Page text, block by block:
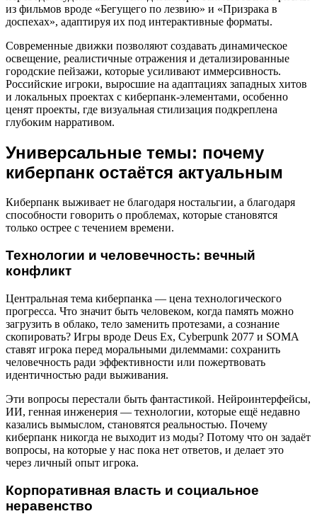
из фильмов вроде «Бегущего по лезвию» и «Призрака в
доспехах», адаптируя их под интерактивные форматы.
Современные движки позволяют создавать динамическое
освещение, реалистичные отражения и детализированные
городские пейзажи, которые усиливают иммерсивность.
Российские игроки, выросшие на адаптациях западных хитов
и локальных проектах с киберпанк-элементами, особенно
ценят проекты, где визуальная стилизация подкреплена
глубоким нарративом.
Универсальные темы: почему
киберпанк остаётся актуальным
Киберпанк выживает не благодаря ностальгии, а благодаря
способности говорить о проблемах, которые становятся
только острее с течением времени.
Технологии и человечность: вечный
конфликт
Центральная тема киберпанка — цена технологического
прогресса. Что значит быть человеком, когда память можно
загрузить в облако, тело заменить протезами, а сознание
скопировать? Игры вроде Deus Ex, Cyberpunk 2077 и SOMA
ставят игрока перед моральными дилеммами: сохранить
человечность ради эффективности или пожертвовать
идентичностью ради выживания.
Эти вопросы перестали быть фантастикой. Нейроинтерфейсы,
ИИ, генная инженерия — технологии, которые ещё недавно
казались вымыслом, становятся реальностью. Почему
киберпанк никогда не выходит из моды? Потому что он задаёт
вопросы, на которые у нас пока нет ответов, и делает это
через личный опыт игрока.
Корпоративная власть и социальное
неравенство